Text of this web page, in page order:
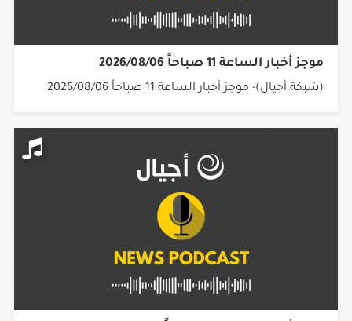
موجز أخبار الساعة 11 صباحاً 2026/08/06
(شبكة أجيال)- موجز أخبار الساعة 11 صباحاً 2026/08/06